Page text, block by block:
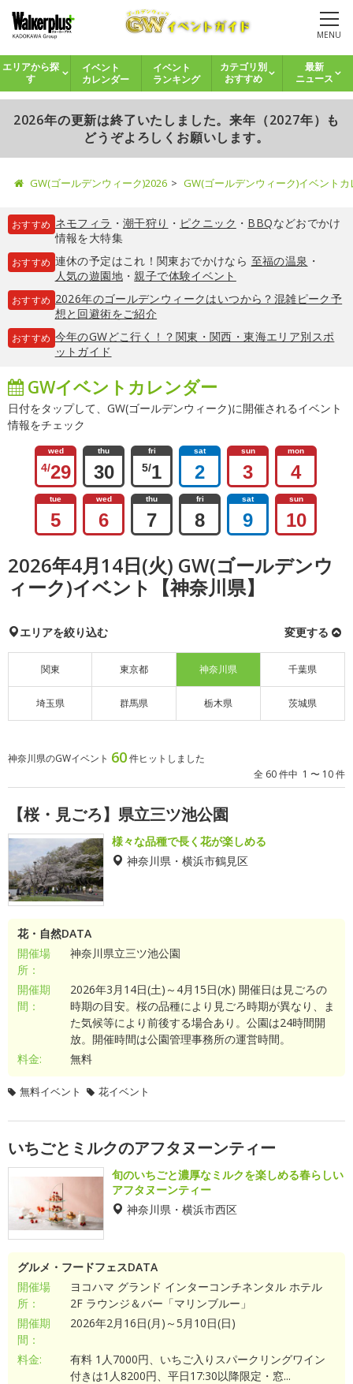
MENU
エリアから探
す
イベント
カレンダー
イベント
ランキング
カテゴリ別
おすすめ
最新
ニュース
2026年の更新は終了いたしました。来年（2027年）も
どうぞよろしくお願いします。
GW(ゴールデンウィーク)2026 GW(ゴールデンウィーク)イベント
おすすめ ネモフィラ ・ 潮干狩り ・ ピクニック ・ BBQなどおでかけ
情報を大特集
おすすめ 連休の予定はこれ！関東おでかけなら 至福の温泉 ・
人気の遊園地・親子で体験イベント
おすすめ 2026年のゴールデンウィークはいつから？混雑ピーク予
想と回避術をご紹介
おすすめ 今年のGWどこ行く！？関東・関西・東海エリア別スポ
ットガイド
GWイベントカレンダー
日付をタップして、GW(ゴールデンウィーク)に開催されるイベント
情報をチェック
wed
4/29
thu
30
fri
5/1
sat
2
sun
3
mon
4
tue
5
wed
6
thu
7
fri
8
sat
9
sun
10
2026年4月14日(火) GW(ゴールデンウ
ィーク)イベント【神奈川県】
エリアを絞り込む 変更する
関東 東京都 神奈川県 千葉県
埼玉県 群馬県 栃木県 茨城県
神奈川県のGWイベント 60件ヒットしました
全 60 件中 1 〜 10 件
【桜・見ごろ】県立三ツ池公園
様々な品種で長く花が楽しめる
神奈川県・横浜市鶴見区
花・自然DATA
開催場
所：
神奈川県立三ツ池公園
開催期
間：
2026年3月14日(土)～4月15日(水) 開催日は見ごろの
時期の目安。桜の品種により見ごろ時期が異なり、ま
た気候等により前後する場合あり。公園は24時間開
放。開催時間は公園管理事務所の運営時間。
料金:
無料
無料イベント 花イベント
いちごとミルクのアフタヌーンティー
旬のいちごと濃厚なミルクを楽しめる春らしい
アフタヌーンティー
神奈川県・横浜市西区
グルメ・フードフェスDATA
開催場
所：
ヨコハマ グランド インターコンチネンタル ホテル
2F ラウンジ＆バー「マリンブルー」
開催期
間：
2026年2月16日(月)～5月10日(日)
料金:
有料 1人7000円、いちご入りスパークリングワイン
付きは1人8200円、平日17:30以降限定・窓...